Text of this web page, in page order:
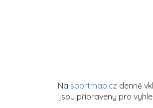
Na sportmap.cz denně
jsou připraveny pro